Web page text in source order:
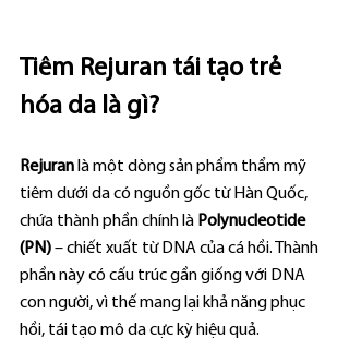
Tiêm Rejuran tái tạo trẻ
hóa da là gì?
Rejuran là một dòng sản phẩm thẩm mỹ
tiêm dưới da có nguồn gốc từ Hàn Quốc,
chứa thành phần chính là Polynucleotide
(PN) – chiết xuất từ DNA của cá hồi. Thành
phần này có cấu trúc gần giống với DNA
con người, vì thế mang lại khả năng phục
hồi, tái tạo mô da cực kỳ hiệu quả.